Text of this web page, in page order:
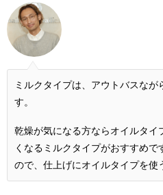
ミルクタイプは、アウトバスなが
す。
乾燥が気になる方ならオイルタ
くなるミルクタイプがおすすめ
ので、仕上げにオイルタイプを使